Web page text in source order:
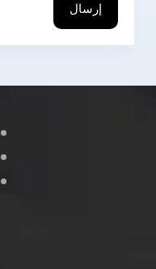
إرسال